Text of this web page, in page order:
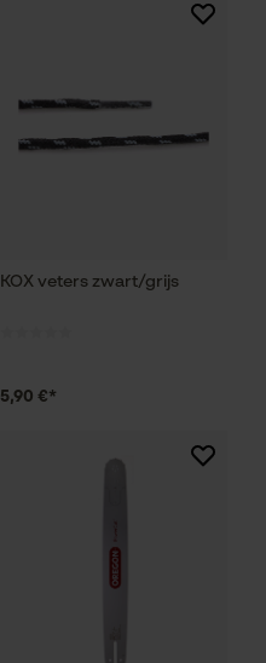
KOX veters zwart/grijs
5,90 €*